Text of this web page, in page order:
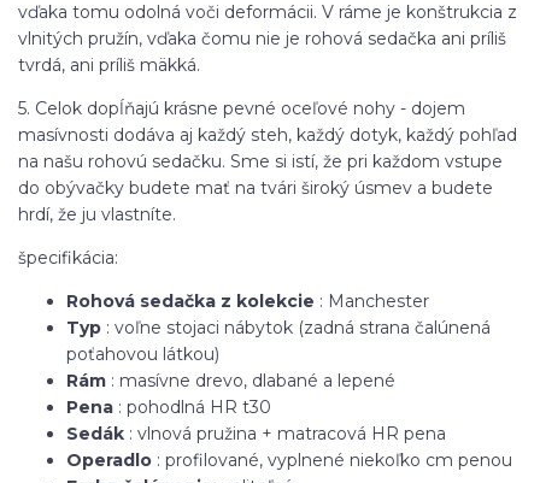
vďaka tomu odolná voči deformácii. V ráme je konštrukcia z
vlnitých pružín, vďaka čomu nie je rohová sedačka ani príliš
tvrdá, ani príliš mäkká.
5. Celok dopĺňajú krásne pevné oceľové nohy - dojem
masívnosti dodáva aj každý steh, každý dotyk, každý pohľad
na našu rohovú sedačku. Sme si istí, že pri každom vstupe
do obývačky budete mať na tvári široký úsmev a budete
hrdí, že ju vlastníte.
špecifikácia:
Rohová sedačka z kolekcie : Manchester
Typ : voľne stojaci nábytok (zadná strana čalúnená
poťahovou látkou)
Rám : masívne drevo, dlabané a lepené
Pena : pohodlná HR t30
Sedák : vlnová pružina + matracová HR pena
Operadlo : profilované, vyplnené niekoľko cm penou